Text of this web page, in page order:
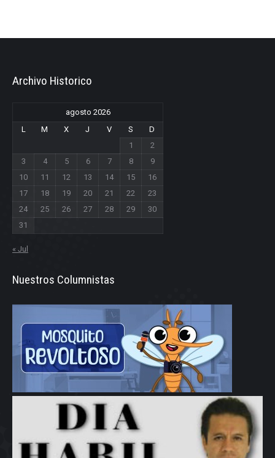
Archivo Historico
agosto 2026
L
M X J V S
D
1
2
3
4 5 6 7 8
9
10
11 12 13 14 15
16
17
18 19 20 21 22
23
24
25 26 27 28 29
30
31
« Jul
Nuestros Columnistas